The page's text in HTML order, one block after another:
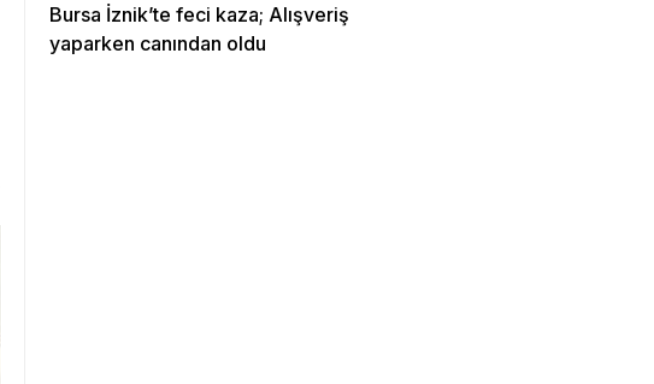
Bursa İznik’te feci kaza; Alışveriş
yaparken canından oldu